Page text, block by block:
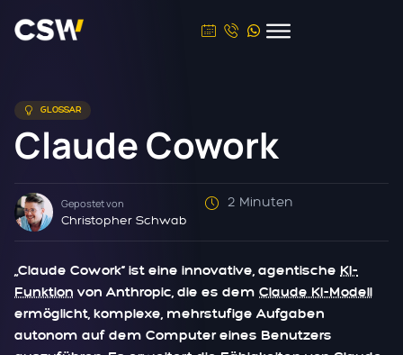
GLOSSAR
Claude Cowork
Gepostet von
Christopher Schwab
2 Minuten
„Claude Cowork“ ist eine innovative, agentische KI-
Funktion von Anthropic, die es dem Claude KI-Modell
ermöglicht, komplexe, mehrstufige Aufgaben
autonom auf dem Computer eines Benutzers